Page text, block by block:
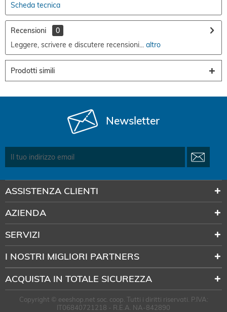
Scheda tecnica
Recensioni
0
Leggere, scrivere e discutere recensioni... altro
Prodotti simili
Newsletter
ASSISTENZA CLIENTI
AZIENDA
SERVIZI
I NOSTRI MIGLIORI PARTNERS
ACQUISTA IN TOTALE SICUREZZA
Copyright © eeeshop.net soc. coop. Tutti i diritti riservati. P.IVA:
IT06840721218 - R.E.A. NA-842890